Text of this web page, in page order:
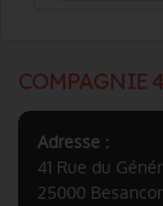
COMPAGNIE
Adresse :
41 Rue du
25000